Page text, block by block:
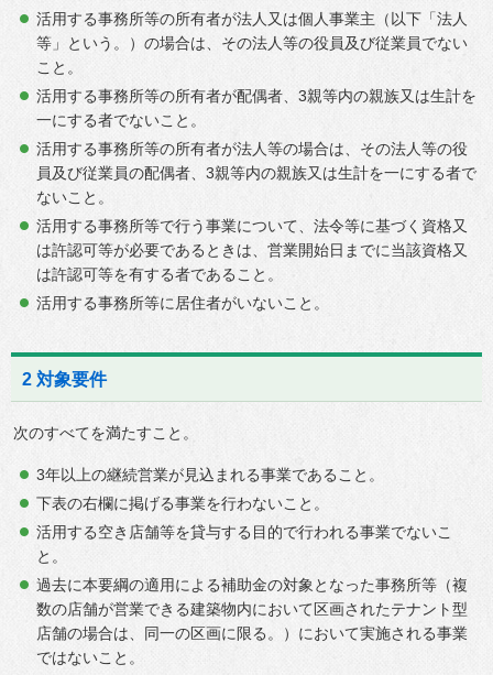
活用する事務所等の所有者が法人又は個人事業主（以下「法人
等」という。）の場合は、その法人等の役員及び従業員でない
こと。
活用する事務所等の所有者が配偶者、3親等内の親族又は生計を
一にする者でないこと。
活用する事務所等の所有者が法人等の場合は、その法人等の役
員及び従業員の配偶者、3親等内の親族又は生計を一にする者で
ないこと。
活用する事務所等で行う事業について、法令等に基づく資格又
は許認可等が必要であるときは、営業開始日までに当該資格又
は許認可等を有する者であること。
活用する事務所等に居住者がいないこと。
2 対象要件
次のすべてを満たすこと。
3年以上の継続営業が見込まれる事業であること。
下表の右欄に掲げる事業を行わないこと。
活用する空き店舗等を貸与する目的で行われる事業でないこ
と。
過去に本要綱の適用による補助金の対象となった事務所等（複
数の店舗が営業できる建築物内において区画されたテナント型
店舗の場合は、同一の区画に限る。）において実施される事業
ではないこと。